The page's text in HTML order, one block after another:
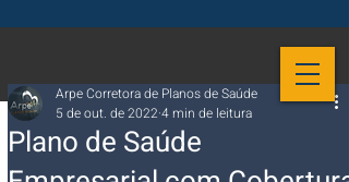
Plano de Saúde
Arpe Corretora de Planos de Saúde
5 de out. de 2022 4 min de leitura